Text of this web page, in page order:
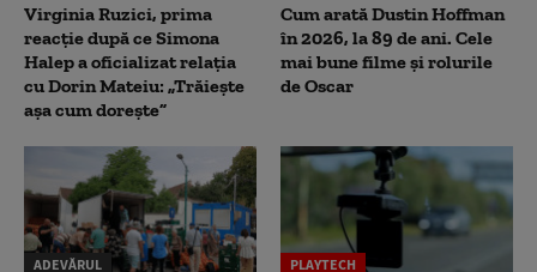
Virginia Ruzici, prima
reacție după ce Simona
Halep a oficializat relația
cu Dorin Mateiu: „Trăiește
așa cum dorește”
Cum arată Dustin Hoffman
în 2026, la 89 de ani. Cele
mai bune filme și rolurile
de Oscar
ADEVĂRUL PLAYTECH